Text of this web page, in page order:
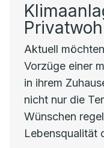
Aktuell
Vorzüge einer
in ihrem
nicht nur die
Wünschen
Lebensqualität